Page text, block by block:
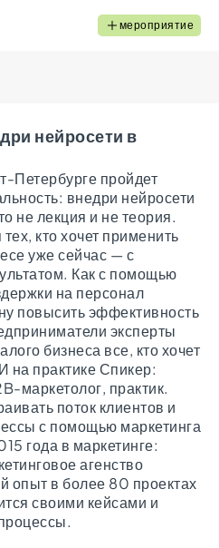
мероприятие
нейросети в
Петербурге пройдет
внедри нейросети
не лекция и не теория.
кто хочет применить
уже сейчас — с
Как с помощью
на персонал
повысить эффективность
эксперты
бизнеса все, кто хочет
на практике Спикер:
маркетолог, практик.
поток клиентов и
с помощью маркетинга
года в маркетинге:
агенство
опыт в более 80 проектах
своими кейсами и